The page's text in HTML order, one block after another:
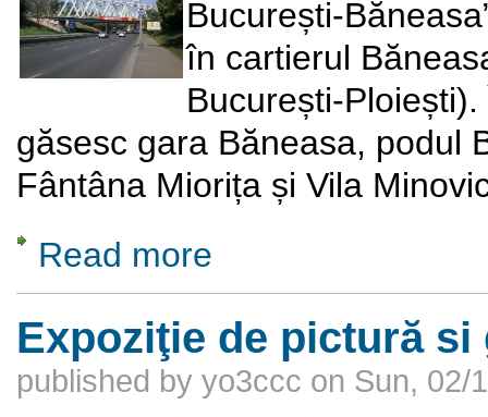
București-
în cartierul
București-
găsesc gara Băneasa, podul
Fântâna Miorița și Vila
Read more
Expoziţie de pictură
published by yo3ccc on Sun, 02/